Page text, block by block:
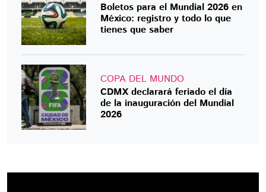
Boletos para el Mundial 2026 en
México: registro y todo lo que
tienes que saber
COPA DEL MUNDO
CDMX declarará feriado el día
de la inauguración del Mundial
2026